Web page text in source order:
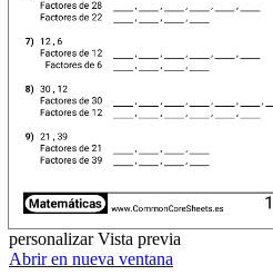
personalizar Vista previa
Abrir en nueva ventana